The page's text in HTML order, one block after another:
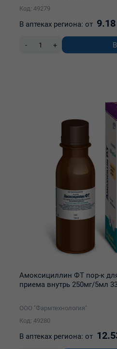
Код: 49279
В аптеках региона: от
- +
Амоксициллин ФТ пор-к
приема внутрь 250мг/5мл
ООО "Фармтехнология"
Код: 49280
В аптеках региона: от